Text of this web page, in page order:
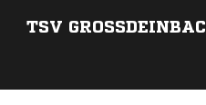
TSV GROSSDEINBACH